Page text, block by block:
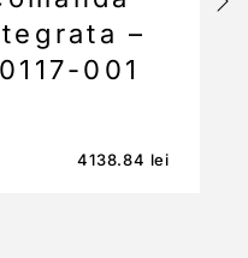
–
001
4138.84 lei